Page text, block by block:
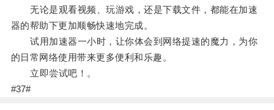
无论是观看视频、玩游戏，还是下载文件，都能在加速
器的帮助下更加顺畅快速地完成。
试用加速器一小时，让你体会到网络提速的魔力，为你
的日常网络使用带来更多便利和乐趣。
立即尝试吧！。
#37#